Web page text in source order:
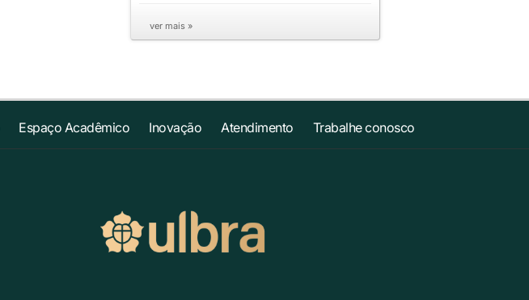
ver mais »
Espaço Acadêmico Inovação Atendimento Trabalhe conosco